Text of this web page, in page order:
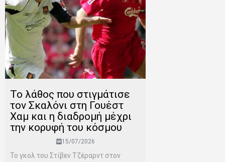
Το λάθος που στιγμάτισε
τον Σκαλόνι στη Γουέστ
Χαμ και η διαδρομή μέχρι
την κορυφή του κόσμου
15/07/2026
Το γκολ του Στίβεν Τζέραρντ στον